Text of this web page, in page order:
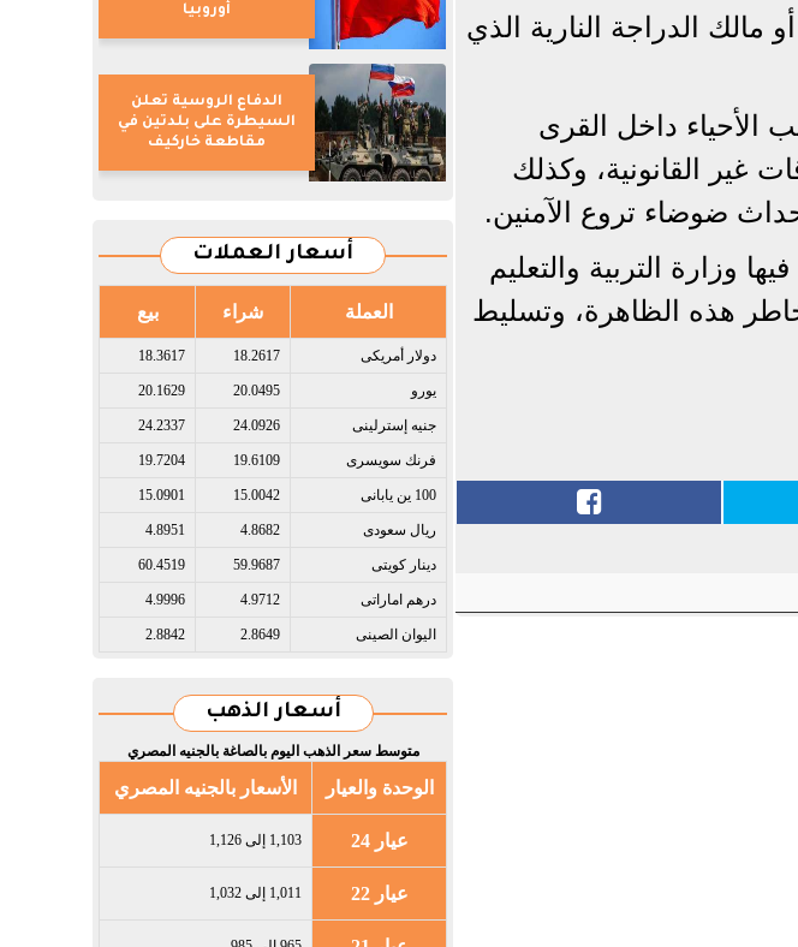
مالك الدراجة النارية الذي
الأحياء داخل القرى
غير القانونية، وكذلك
ضوضاء تروع الآمنين.
وزارة التربية والتعليم
هذه الظاهرة، وتسليط
أوروبيا
الدفاع الروسية تعلن
السيطرة على بلدتين في
مقاطعة خاركيف
أسعار العملات
العملة شراء بيع
دولار أمريكى​ 18.2617
18.3617
يورو​ 20.0495
20.1629
جنيه إسترلينى​ 24.0926
24.2337
فرنك سويسرى​ 19.6109
19.7204
100 ين يابانى​ 15.0042
15.0901
ريال سعودى​ 4.8682
4.8951
دينار كويتى​ 59.9687
60.4519
درهم اماراتى​ 4.9712
4.9996
اليوان الصينى​ 2.8649
2.8842
أسعار الذهب
متوسط سعر الذهب اليوم بالصاغة بالجنيه المصري
الوحدة والعيار الأسعار بالجنيه المصري
عيار 24 1,103 إلى 1,126
عيار 22 1,011 إلى 1,032